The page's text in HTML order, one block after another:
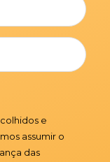
e
assumir o
das